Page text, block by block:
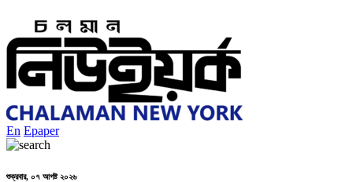
En Epaper
শুক্রবার, ০৭ আগষ্ট ২০২৬